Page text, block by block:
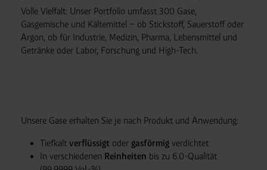
Volle Vielfalt: Unser Portfolio umfasst 300 Gase,
Gasgemische und Kältemittel – ob Stickstoff, Sauerstoff oder
Argon, ob für Industrie, Medizin, Pharma, Lebensmittel und
Getränke oder Labor, Forschung und High-Tech.
Unsere Gase erhalten Sie je nach Produkt und Anwendung:
Tiefkalt verflüssigt oder gasförmigverdichtet
In verschiedenen Reinheiten bis zu 6.0-Qualität